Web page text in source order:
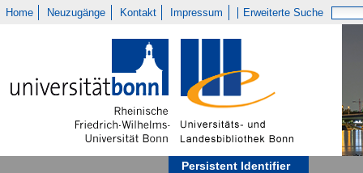
Home Neuzugänge Kontakt Impressum Erweiterte Suche
Persistent Identifier